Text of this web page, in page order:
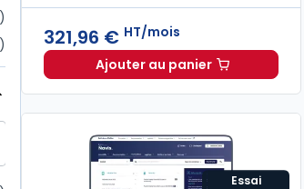
321,96 € HT/mois
Ajouter au panierELnet Social à 321,96 €
Essai